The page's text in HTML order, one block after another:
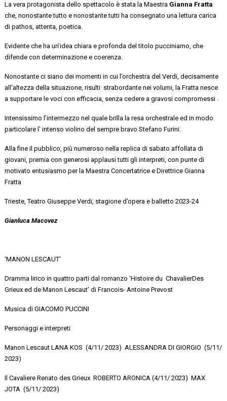
La vera protagonista dello spettacolo è stata la Maestra Gianna Fratta
che, nonostante tutto e nonostante tutti ha consegnato una lettura carica
di pathos, attenta, poetica.
Evidente che ha un’idea chiara e profonda del titolopucciniamo, che
difende con determinazione e coerenza.
Nonostante ci siano dei momenti in cui l’orchestradel Verdi, decisamente
all’altezza della situazione,risulti strabordante nei volumi, la Fratta riesce
a supportare le voci con efficacia, senza cedere a gravosi compromessi .
Intensissimo l’intermezzonel quale brilla la resa orchestrale ed in modo
particolare l’ intenso violino del sempre bravo Stefano Furini.
Alla fine ilpubblico, più numeroso nella replica di sabato affollata di
giovani, premiacon generosi applausi tutti gli interpreti, con punte di
motivatoentusiasmo per laMaestra Concertatrice e Direttrice Gianna
Fratta
Trieste, Teatro Giuseppe Verdi, stagione d’opera e balletto 2023-24
Gianluca Macovez
‘MANON LESCAUT’
Dramma lirico in quattro parti dal romanzo ‘Histoiredu ChavalierDes
Grieux ed de Manon Lescaut’ di Francois- AntoinePrevost
Musica di GIACOMO PUCCINI
Personaggi e interpreti
Manon LescautLANAKOS (4/11/ 2023)ALESSANDRA DI GIORGIO (5/11/
2023)
Il Cavaliere Renatodes Grieux ROBERTO ARONICA (4/11/ 2023)MAX
JOTA (5/11/ 2023)